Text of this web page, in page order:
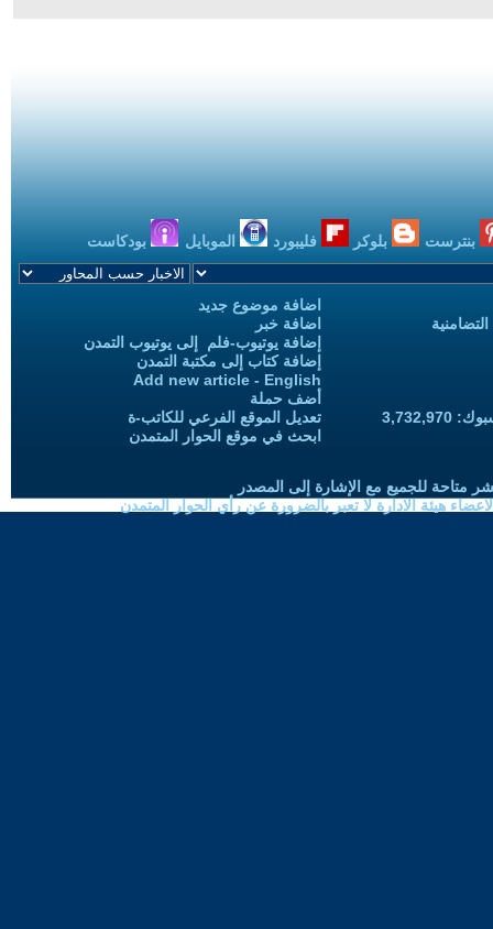
بنترست بلوكر فليبورد الموبايل بودكاست
اضافة موضوع جديد
اضافة خبر
إضافة يوتيوب-فلم إلى يوتيوب التمدن
إضافة كتاب إلى مكتبة التمدن
Add new article - English
أضف حملة
تعديل الموقع الفرعي للكاتب-ة
ابحث في موقع الحوار المتمدن
متاحة للجميع مع الإشارة إلى المصدر
هيئة الادارة لا تعبر بالضرورة عن رأي الحوار المتمدن